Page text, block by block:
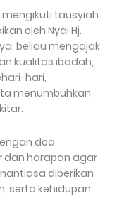
tausyiah
oleh Nyai Hj.
beliau mengajak
kualitas ibadah,
hari,
menumbuhkan
doa
dan harapan agar
diberikan
serta kehidupan